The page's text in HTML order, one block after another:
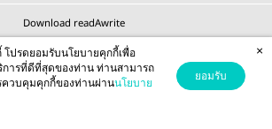
Download readAwrite
by MEB Corporation Public Company Limited
and the Google
โปรดยอมรับนโยบายคุกกี้เพื่อ
ารที่ดีที่สุดของท่าน ท่านสามารถ
ควบคุมคุกกี้ของท่านผ่านนโยบาย
ยอมรับ
×